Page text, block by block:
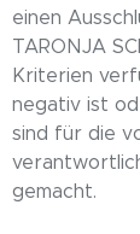
einen
TARONJA
Kriterien
negativ ist
sind für die
gemacht.